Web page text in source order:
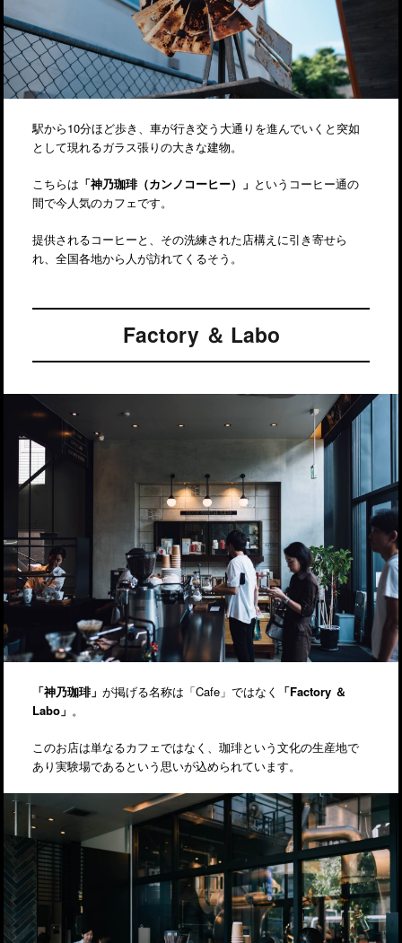
駅から10分ほど歩き、車が行き交う大通りを進んでいくと突如
として現れるガラス張りの大きな建物。
こちらは 「神乃珈琲（カンノコーヒー）」 というコーヒー通の
間で今人気のカフェです。
提供されるコーヒーと、その洗練された店構えに引き寄せら
れ、全国各地から人が訪れてくるそう。
Factory ＆ Labo
「神乃珈琲」 が掲げる名称は「Cafe」ではなく 「Factory ＆
Labo」 。
このお店は単なるカフェではなく、珈琲という文化の生産地で
あり実験場であるという思いが込められています。